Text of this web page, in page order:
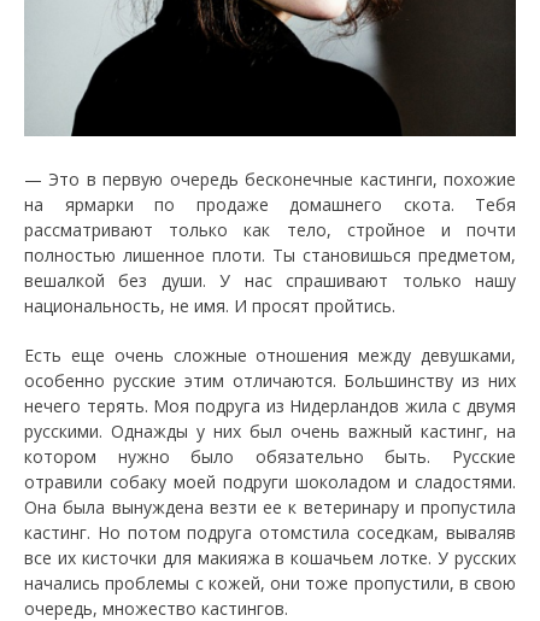
— Это в первую очередь бесконечные кастинги, похожие
на ярмарки по продаже домашнего скота. Тебя
рассматривают только как тело, стройное и почти
полностью лишенное плоти. Ты становишься предметом,
вешалкой без души. У нас спрашивают только нашу
национальность, не имя. И просят пройтись.
Есть еще очень сложные отношения между девушками,
особенно русские этим отличаются. Большинству из них
нечего терять. Моя подруга из Нидерландов жила с двумя
русскими. Однажды у них был очень важный кастинг, на
котором нужно было обязательно быть. Русские
отравили собаку моей подруги шоколадом и сладостями.
Она была вынуждена везти ее к ветеринару и пропустила
кастинг. Но потом подруга отомстила соседкам, вываляв
все их кисточки для макияжа в кошачьем лотке. У русских
начались проблемы с кожей, они тоже пропустили, в свою
очередь, множество кастингов.